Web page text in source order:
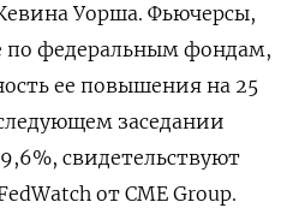
Уорша. Фьючерсы,
​по федеральным фондам,
ее повышения на 25
заседании
свидетельствуют
от CME Group.